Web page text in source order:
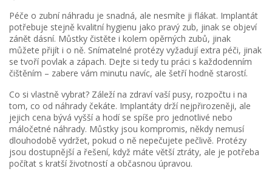
Péče o zubní náhradu je snadná, ale nesmíte ji flákat. Implantát
potřebuje stejně kvalitní hygienu jako pravý zub, jinak se objeví
zánět dásní. Můstky čistěte i kolem opěrných zubů, jinak
můžete přijít i o ně. Snímatelné protézy vyžadují extra péči, jinak
se tvoří povlak a zápach. Dejte si tedy tu práci s každodenním
čištěním – zabere vám minutu navíc, ale šetří hodně starostí.
Co si vlastně vybrat? Záleží na zdraví vaší pusy, rozpočtu i na
tom, co od náhrady čekáte. Implantáty drží nejpřirozeněji, ale
jejich cena bývá vyšší a hodí se spíše pro jednotlivé nebo
máločetné náhrady. Můstky jsou kompromis, někdy nemusí
dlouhodobě vydržet, pokud o ně nepečujete pečlivě. Protézy
jsou dostupnější a řešení, když máte větší ztráty, ale je potřeba
počítat s kratší životností a občasnou úpravou.